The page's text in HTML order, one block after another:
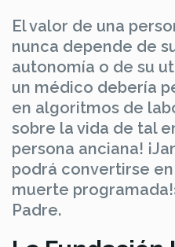
El valor de una
nunca depende de
autonomía o de su
un médico debería
en algoritmos de
sobre la vida de tal
persona anciana!
podrá convertirse
muerte
Padre.